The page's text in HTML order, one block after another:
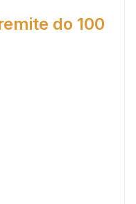
do 100